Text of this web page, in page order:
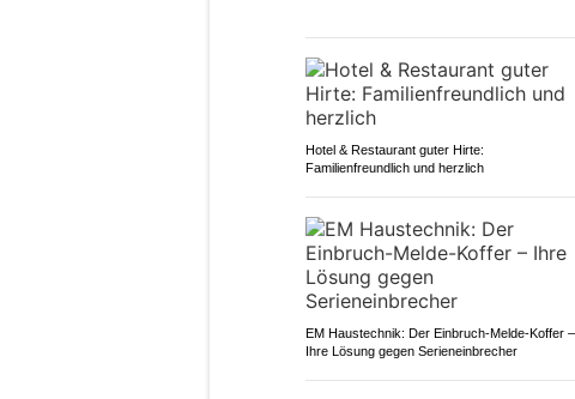
Hotel & Restaurant guter Hirte:
Familienfreundlich und herzlich
EM Haustechnik: Der Einbruch-Melde-Koffer –
Ihre Lösung gegen Serieneinbrecher